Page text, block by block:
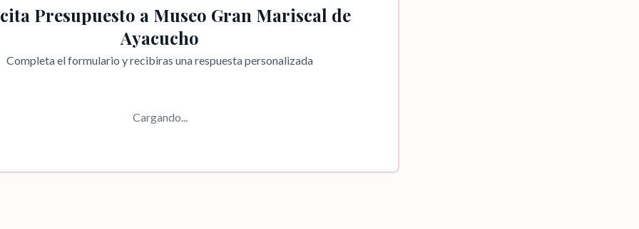
Presupuesto a Museo Gran Mariscal de
Ayacucho
Completa el formulario y recibiras una respuesta personalizada
Cargando...